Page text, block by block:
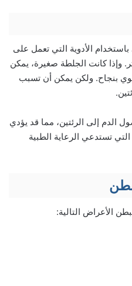
باستخدام الأدوية التي تعمل على
وإذا كانت الجلطة صغيرة، يمكن
بنجاح. ولكن يمكن أن تسبب
الدم إلى الرئتين، مما قد يؤدي
تستدعي الرعاية الطبية
الأعراض التالية: